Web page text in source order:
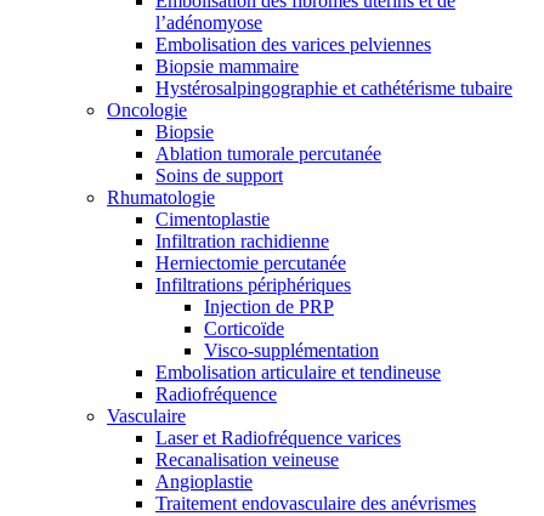
l’adénomyose
Embolisation des varices pelviennes
Biopsie mammaire
Hystérosalpingographie et cathétérisme tubaire
Oncologie
Biopsie
Ablation tumorale percutanée
Soins de support
Rhumatologie
Cimentoplastie
Infiltration rachidienne
Herniectomie percutanée
Infiltrations périphériques
Injection de PRP
Corticoïde
Visco-supplémentation
Embolisation articulaire et tendineuse
Radiofréquence
Vasculaire
Laser et Radiofréquence varices
Recanalisation veineuse
Angioplastie
Traitement endovasculaire des anévrismes